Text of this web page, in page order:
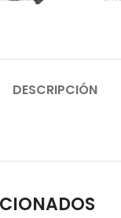
DESCRIPCIÓN